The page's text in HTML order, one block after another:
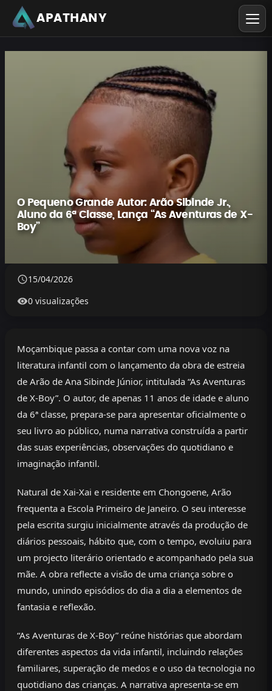
APATHANY
O Pequeno Grande Autor: Arão Sibinde Jr.,
Aluno da 6ª Classe, Lança “As Aventuras de X-
Boy”
15/04/2026
0 visualizações
Moçambique passa a contar com uma nova voz na
literatura infantil com o lançamento da obra de estreia
de Arão de Ana Sibinde Júnior, intitulada “As Aventuras
de X-Boy”. O autor, de apenas 11 anos de idade e aluno
da 6ª classe, prepara-se para apresentar oficialmente o
seu livro ao público, numa narrativa construída a partir
das suas experiências, observações do quotidiano e
imaginação infantil.
Natural de Xai-Xai e residente em Chongoene, Arão
frequenta a Escola Primeiro de Janeiro. O seu interesse
pela escrita surgiu inicialmente através da produção de
diários pessoais, hábito que, com o tempo, evoluiu para
um projecto literário orientado e acompanhado pela sua
mãe. A obra reflecte a visão de uma criança sobre o
mundo, unindo episódios do dia a dia a elementos de
fantasia e reflexão.
“As Aventuras de X-Boy” reúne histórias que abordam
diferentes aspectos da vida infantil, incluindo relações
familiares, superação de medos e o uso da tecnologia no
quotidiano das crianças. A narrativa apresenta-se em